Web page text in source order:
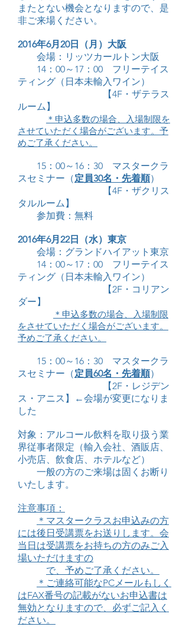
またとない機会となりますので、是
非ご来場ください。
2016年6月20日（月）大阪
会場：リッツカールトン大阪
14：00～17：00 フリーテイス
ティング（日本未輸入ワイン）
【4F・ザテラス
ルーム】
＊申込多数の場合、入場制限を
させていただく場合がございます。予
めご了承ください。
15：00～16：30 マスタークラ
スセミナー（定員30名 ・先着順）
【4F・ザクリス
タルルーム】
参加費：無料
2016年6月22日（水）東京
会場：グランドハイアット東京
14：00～17：00 フリーテイス
ティング（日本未輸入ワイン）
【2F・コリアン
ダー】
＊申込多数の場合、入場制限
をさせていただく場合がございます。
予めご了承ください。
15：00～16：30 マスタークラ
スセミナー（定員60名・先着順）
【2F・レジデン
ス・アニス】←会場が変更になりま
した
対象：アルコール飲料を取り扱う業
界従事者限定（輸入会社、酒販店、
小売店、飲食店、ホテルなど）
一般の方のご来場は固くお断り
いたします。
注意事項：
＊マスタークラスお申込みの方
には後日受講票をお送りします。会
当日は受講票をお持ちの方のみご入
場いただけますの
で、 予めご了承ください。
＊ご連絡可能なPCメールもしく
はFAX番号の記載がないお申込書は
無効となりますので、必ずご記入く
ださい。